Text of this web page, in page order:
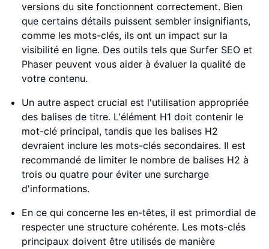
versions du site fonctionnent correctement. Bien
que certains détails puissent sembler insignifiants,
comme les mots-clés, ils ont un impact sur la
visibilité en ligne. Des outils tels que Surfer SEO et
Phaser peuvent vous aider à évaluer la qualité de
votre contenu.
Un autre aspect crucial est l'utilisation appropriée
des balises de titre. L'élément H1 doit contenir le
mot-clé principal, tandis que les balises H2
devraient inclure les mots-clés secondaires. Il est
recommandé de limiter le nombre de balises H2 à
trois ou quatre pour éviter une surcharge
d'informations.
En ce qui concerne les en-têtes, il est primordial de
respecter une structure cohérente. Les mots-clés
principaux doivent être utilisés de manière